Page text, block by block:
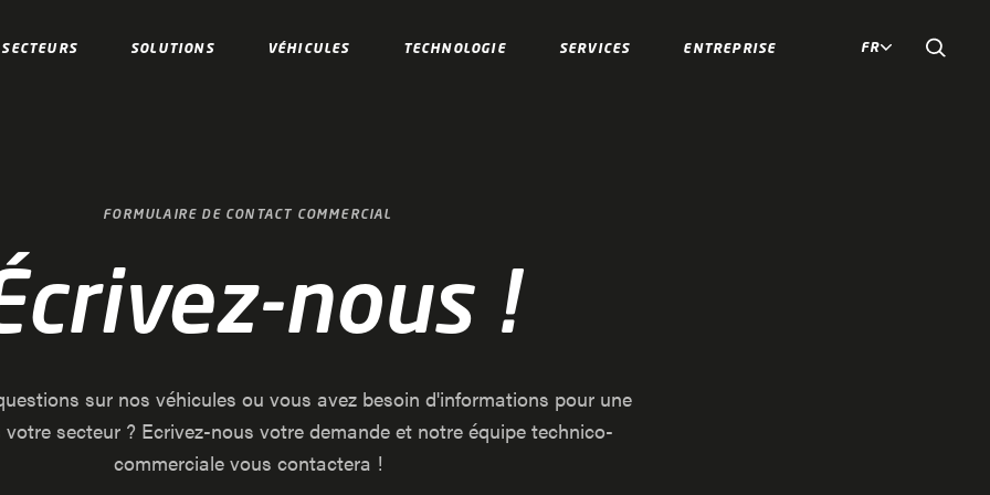
SECTEURS SOLUTIONS VÉHICULES TECHNOLOGIE SERVICES ENTREPRISE FR
FORMULAIRE DE CONTACT COMMERCIAL
nous !
sur nos véhicules ou vous avez besoin d'informations pour une
secteur ? Ecrivez-nous votre demande et notre équipe technico-
commerciale vous contactera !